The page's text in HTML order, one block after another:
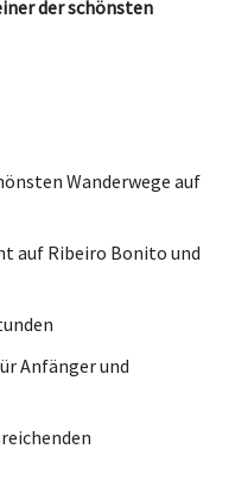
der schönsten
Wanderwege auf
auf Ribeiro Bonito und
Anfänger und